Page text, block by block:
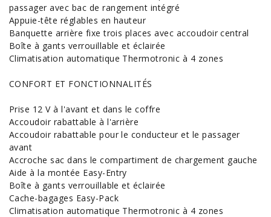
passager avec bac de rangement intégré
Appuie-tête réglables en hauteur
Banquette arrière fixe trois places avec accoudoir central
Boîte à gants verrouillable et éclairée
Climatisation automatique Thermotronic à 4 zones
CONFORT ET FONCTIONNALITÉS
Prise 12 V à l'avant et dans le coffre
Accoudoir rabattable à l'arrière
Accoudoir rabattable pour le conducteur et le passager
avant
Accroche sac dans le compartiment de chargement gauche
Aide à la montée Easy-Entry
Boîte à gants verrouillable et éclairée
Cache-bagages Easy-Pack
Climatisation automatique Thermotronic à 4 zones